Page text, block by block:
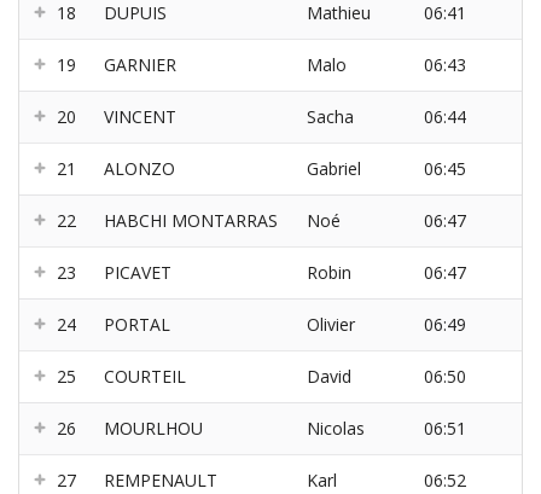
18 DUPUIS Mathieu 06:41
19 GARNIER Malo 06:43
20 VINCENT Sacha 06:44
21 ALONZO Gabriel 06:45
22 HABCHI MONTARRAS Noé 06:47
23 PICAVET Robin 06:47
24 PORTAL Olivier 06:49
25 COURTEIL David 06:50
26 MOURLHOU Nicolas 06:51
27 REMPENAULT Karl 06:52